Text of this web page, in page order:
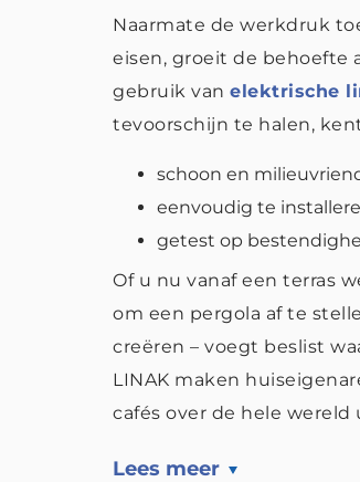
Naarmate de werkdruk
eisen, groeit de behoefte
gebruik van elektrische
tevoorschijn te halen,
schoon en
eenvoudig te
getest op
Of u nu vanaf een terras
om een pergola af te
creëren – voegt beslist
LINAK maken
cafés over de hele wereld
Lees meer